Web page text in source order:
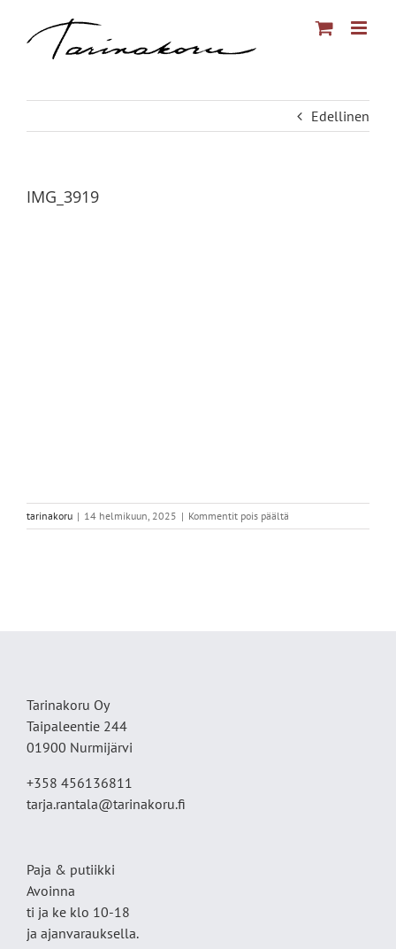
Edellinen
IMG_3919
tarinakoru | 14 helmikuun, 2025 | Kommentit pois päältä
IMG_3919
Tarinakoru Oy
Taipaleentie 244
01900 Nurmijärvi
+358 456136811
tarja.rantala@tarinakoru.fi
Paja & putiikki
Avoinna
ti ja ke klo 10-18
ja ajanvarauksella.